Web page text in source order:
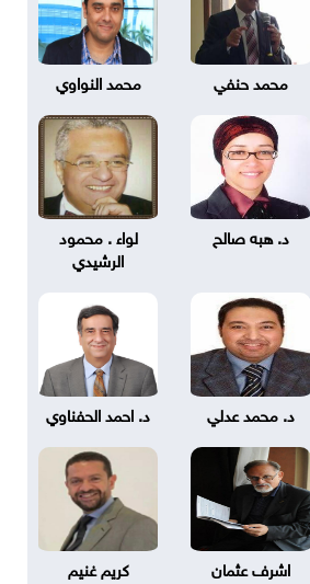
محمد حنفي محمد النواوي
د. هبه صالح
لواء . محمود
الرشيدي
د. محمد عدلي د. احمد الحفناوي
اشرف عثمان كريم غنيم